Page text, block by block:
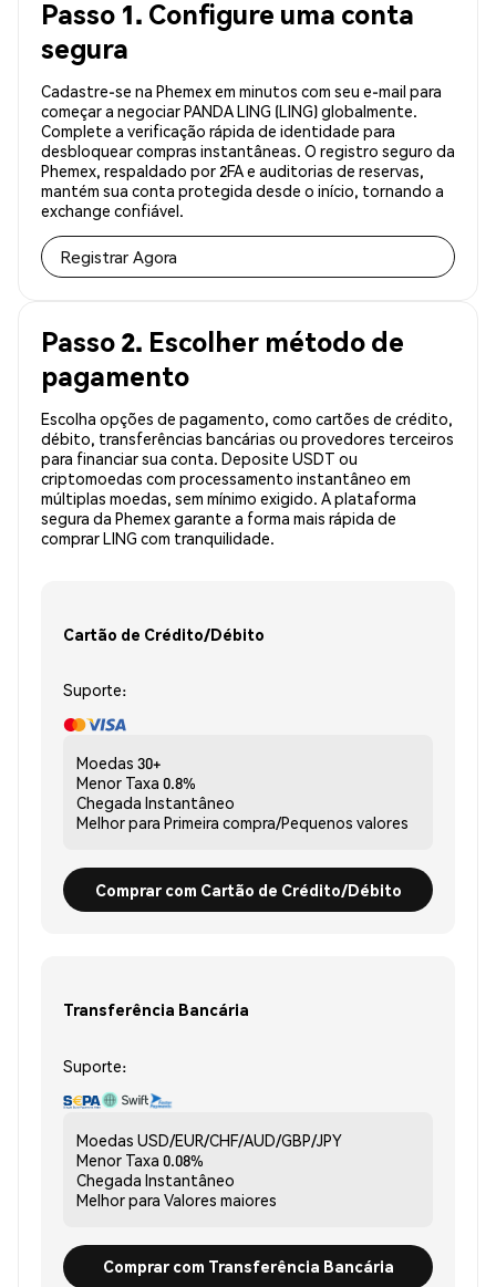
Passo 1. Configure uma conta
segura
Cadastre-se na Phemex em minutos com seu e-mail para
começar a negociar PANDA LING (LING) globalmente.
Complete a verificação rápida de identidade para
desbloquear compras instantâneas. O registro seguro da
Phemex, respaldado por 2FA e auditorias de reservas,
mantém sua conta protegida desde o início, tornando a
exchange confiável.
Registrar Agora
Passo 2. Escolher método de
pagamento
Escolha opções de pagamento, como cartões de crédito,
débito, transferências bancárias ou provedores terceiros
para financiar sua conta. Deposite USDT ou
criptomoedas com processamento instantâneo em
múltiplas moedas, sem mínimo exigido. A plataforma
segura da Phemex garante a forma mais rápida de
comprar LING com tranquilidade.
Cartão de Crédito/Débito
Suporte:
Moedas 30+
Menor Taxa 0.8%
Chegada Instantâneo
Melhor para Primeira compra/Pequenos valores
Comprar com Cartão de Crédito/Débito
Transferência Bancária
Suporte:
Moedas USD/EUR/CHF/AUD/GBP/JPY
Menor Taxa 0.08%
Chegada Instantâneo
Melhor para Valores maiores
Comprar com Transferência Bancária